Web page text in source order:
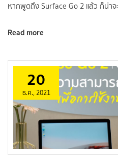
หากพูดถึง Surface Go 2 แล้ว ก็น่าจ
Read more
20
ธ.ค., 2021